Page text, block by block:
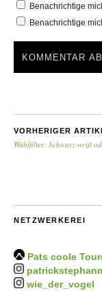
Benachrichtige
Benachrichtige
VORHERIGER
Wahlfilter: Schwarz-weiß
NETZWERKEREI
Pats coole
wie_der_vogel